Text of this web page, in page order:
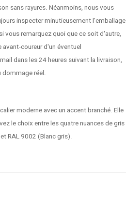
sans rayures. Néanmoins, nous vous
inspecter minutieusement l'emballage
vous remarquez quoi que ce soit d'autre,
coureur d'un éventuel
dans les 24 heures suivant la livraison,
réel.
moderne avec un accent branché. Elle
le choix entre les quatre nuances de gris
RAL 9002 (Blanc gris).